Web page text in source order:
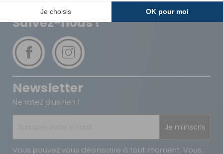
Suivez-nous !
Newsletter
Ne ratez plus rien !
Je m'inscris
Vous pouvez vous désinscrire à tout moment. Vous